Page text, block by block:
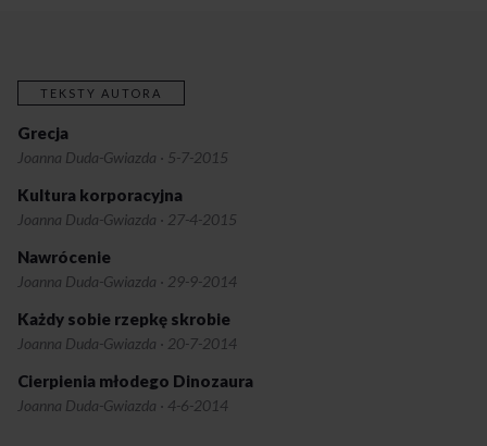
TEKSTY AUTORA
Grecja
Joanna Duda-Gwiazda · 5-7-2015
Kultura korporacyjna
Joanna Duda-Gwiazda · 27-4-2015
Nawrócenie
Joanna Duda-Gwiazda · 29-9-2014
Każdy sobie rzepkę skrobie
Joanna Duda-Gwiazda · 20-7-2014
Cierpienia młodego Dinozaura
Joanna Duda-Gwiazda · 4-6-2014